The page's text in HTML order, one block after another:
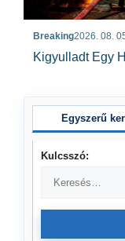
Breaking2026. 08.
Kigyulladt Egy
Egyszerű
Kulcsszó: